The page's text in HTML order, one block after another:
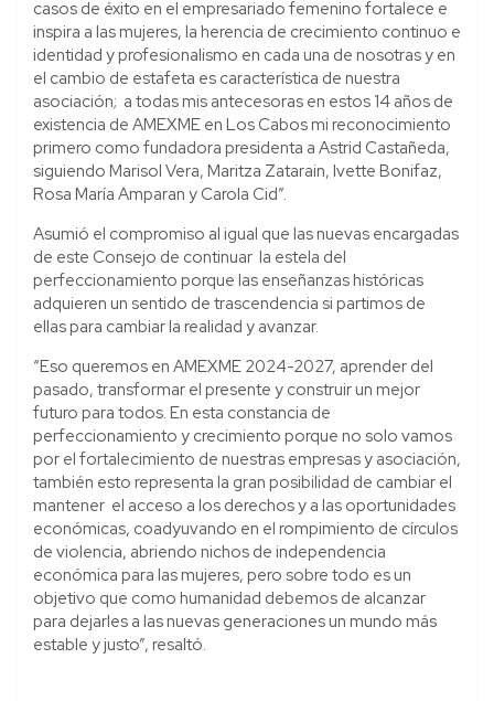
casos de éxito en el empresariado femenino fortalece e
inspira a las mujeres, la herencia de crecimiento continuo e
identidad y profesionalismo en cada una de nosotras y en
el cambio de estafeta es característica de nuestra
asociación; a todas mis antecesoras en estos 14 años de
existencia de AMEXME en Los Cabos mi reconocimiento
primero como fundadora presidenta a Astrid Castañeda,
siguiendo Marisol Vera, Maritza Zatarain, Ivette Bonifaz,
Rosa María Amparan y Carola Cid”.
Asumió el compromiso al igual que las nuevas encargadas
de este Consejo de continuar la estela del
perfeccionamiento porque las enseñanzas históricas
adquieren un sentido de trascendencia si partimos de
ellas para cambiar la realidad y avanzar.
“Eso queremos en AMEXME 2024-2027, aprender del
pasado, transformar el presente y construir un mejor
futuro para todos. En esta constancia de
perfeccionamiento y crecimiento porque no solo vamos
por el fortalecimiento de nuestras empresas y asociación,
también esto representa la gran posibilidad de cambiar el
mantener el acceso a los derechos y a las oportunidades
económicas, coadyuvando en el rompimiento de círculos
de violencia, abriendo nichos de independencia
económica para las mujeres, pero sobre todo es un
objetivo que como humanidad debemos de alcanzar
para dejarles a las nuevas generaciones un mundo más
estable y justo”, resaltó.